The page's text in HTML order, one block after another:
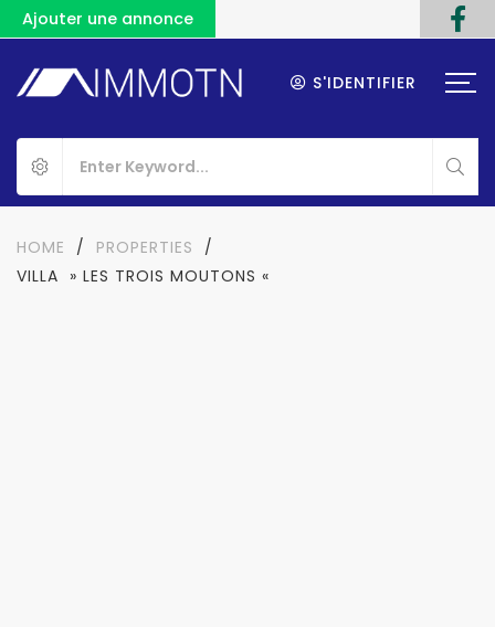
Ajouter une annonce
S'IDENTIFIER
HOME / PROPERTIES
/
VILLA » LES TROIS MOUTONS «